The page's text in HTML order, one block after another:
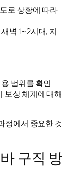
로 상황에 따라
벽 1~2시대, 지
범위를 확인
보상 체계에 대해
정에서 중요한 것
구직 방